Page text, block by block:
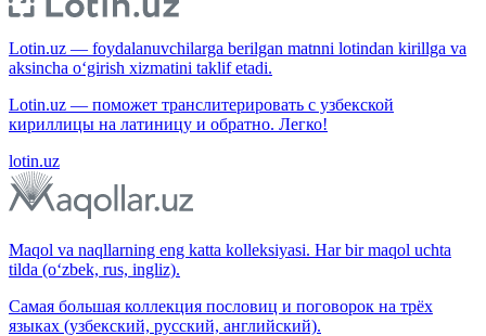
Lotin.uz — foydalanuvchilarga berilgan matnni lotindan kirillga va
aksincha o‘girish xizmatini taklif etadi.
Lotin.uz — поможет транслитерировать с узбекской
кириллицы на латиницу и обратно. Легко!
lotin.uz
Maqol va naqllarning eng katta kolleksiyasi. Har bir maqol uchta
tilda (o‘zbek, rus, ingliz).
Самая большая коллекция пословиц и поговорок на трёх
языках (узбекский, русский, английский).